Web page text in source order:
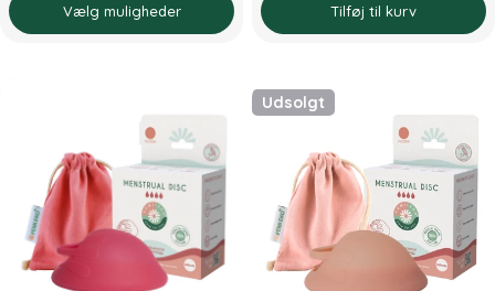
Vælg muligheder Tilføj til kurv
Udsolgt